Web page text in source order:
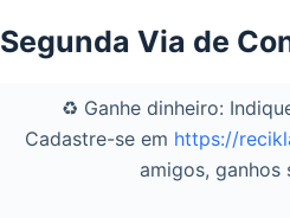
para
conteúdo
Segunda Via de
♻️ Ganhe dinheiro:
Cadastre-se em https://
amigos, ganhos